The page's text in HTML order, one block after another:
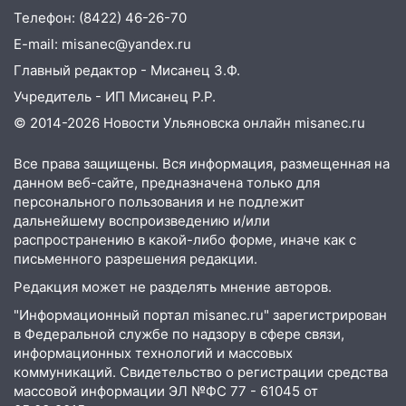
13:10
В Заволжском районе дерево
упало во дворе
13:08
Ураган ударил по Ульяновску:
сорванные крыши, поваленные деревья,
затопленные улицы и остановившиеся
12:17 Ульяновск накрыл крупный град:
после ливня город снова уходит под
воду
12:12 Прокуратура взяла на контроль
ДТП с шестилетним ребёнком на улице
Федерации
12:01 Пьяная женщина сбила
шестилетнего ребёнка на улице
Федерации: возбуждено уголовное дело
11:16 В Ульяновске ищут 37-летнего
Телефон: (8422) 46-26-70
E-mail: misanec@yandex.ru
Главный редактор - Мисанец З.Ф.
Учредитель - ИП Мисанец Р.Р.
© 2014-2026 Новости Ульяновска онлайн misanec.ru
Все права защищены. Вся информация, размещенная на
данном веб-сайте, предназначена только для
персонального пользования и не подлежит
дальнейшему воспроизведению и/или
распространению в какой-либо форме, иначе как с
письменного разрешения редакции.
Редакция может не разделять мнение авторов.
"Информационный портал misanec.ru" зарегистрирован
в Федеральной службе по надзору в сфере связи,
информационных технологий и массовых
коммуникаций. Свидетельство о регистрации средства
массовой информации ЭЛ №ФС 77 - 61045 от